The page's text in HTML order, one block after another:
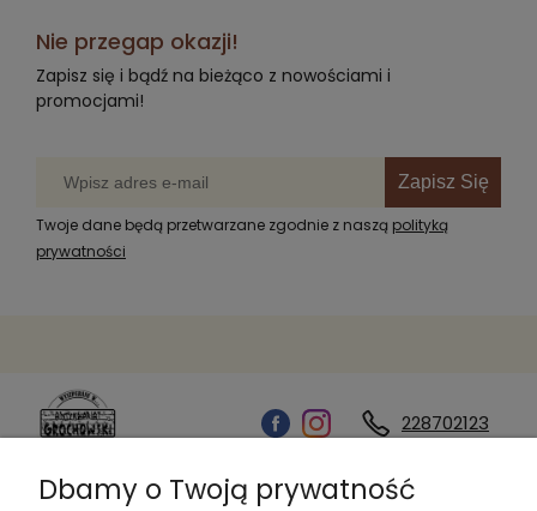
Nie przegap okazji!
Zapisz się i bądź na bieżąco z nowościami i
promocjami!
Zapisz Się
Twoje dane będą przetwarzane zgodnie z naszą polityką
prywatności
228702123
Dbamy o Twoją prywatność